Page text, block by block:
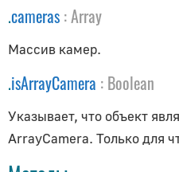
KeyframeTrack
VectorKeyframeTrack
Аудио
.cameras :Array
Массив камер.
.isArrayCamera : Boolean
Указывает, что объект
ArrayCamera. Только для